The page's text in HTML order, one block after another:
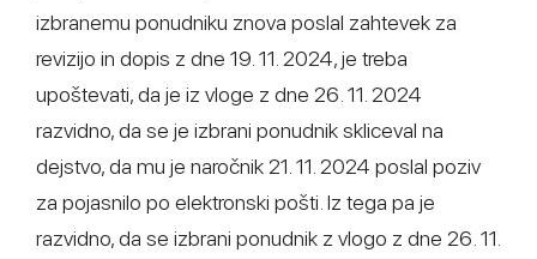
izbranemu ponudniku znova poslal zahtevek za
revizijo in dopis z dne 19. 11. 2024, je treba
upoštevati, da je iz vloge z dne 26. 11. 2024
razvidno, da se je izbrani ponudnik skliceval na
dejstvo, da mu je naročnik 21. 11. 2024 poslal poziv
za pojasnilo po elektronski pošti. Iz tega pa je
razvidno, da se izbrani ponudnik z vlogo z dne 26. 11.